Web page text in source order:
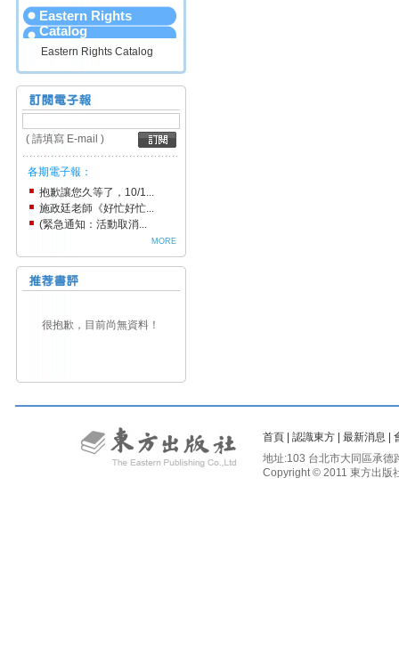
Eastern Rights
Catalog
Eastern Rights Catalog
( 請填寫 E-mail )
各期電子報：
抱歉讓您久等了，10/1...
施政廷老師《好忙好忙...
(緊急通知：活動取消...
MORE
很抱歉，目前尚無資料！
首頁 認識東方 最新消息
地址:103 台北市大同區承
Copyright © 2011 東方出版